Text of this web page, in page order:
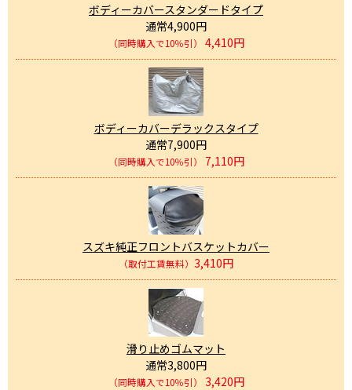
ボディーカバースタンダードタイプ
通常4,900円
（同時購入で10％引） 4,410円
ボディーカバーデラックスタイプ
通常7,900円
（同時購入で10％引） 7,110円
スズキ純正フロントバスケットカバー
（取付工賃無料） 3,410円
滑り止めゴムマット
通常3,800円
（同時購入で10％引） 3,420円